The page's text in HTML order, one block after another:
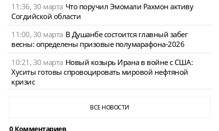
11:36, 30 марта Что поручил Эмомали Рахмон активу
Согдийской области
11:00, 30 марта В Душанбе состоится главный забег
весны: определены призовые полумарафона-2026
10:21, 30 марта Новый козырь Ирана в войне с США:
Хуситы готовы спровоцировать мировой нефтяной
кризис
ВСЕ НОВОСТИ
0 Комментариев